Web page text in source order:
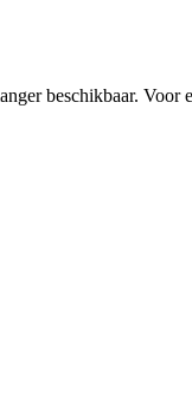
beschikbaar. Voor